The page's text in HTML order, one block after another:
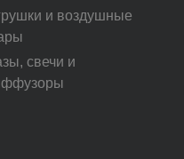
и воздушные
свечи и